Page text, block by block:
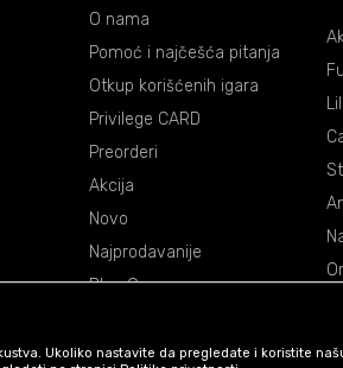
O nama
Pomoć i najčešća pitanja
Otkup korišćenih igara
Privilege CARD
Preorderi
Akcija
Novo
Najprodavanije
Blog Games
Ukoliko nastavite da pregledate i koristite